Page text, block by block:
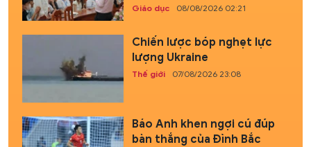
Giáo dục 08/08/2026 02:21
Chiến lược bóp nghẹt lực
lượng Ukraine
Thế giới 07/08/2026 23:08
Báo Anh khen ngợi cú đúp
bàn thắng của Đình Bắc